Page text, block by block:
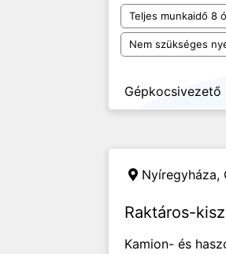
Teljes munkaidő 8
Nem szükséges
Gépkocsivezető
Nyíregyháza,
Raktáros-
Kamion- és